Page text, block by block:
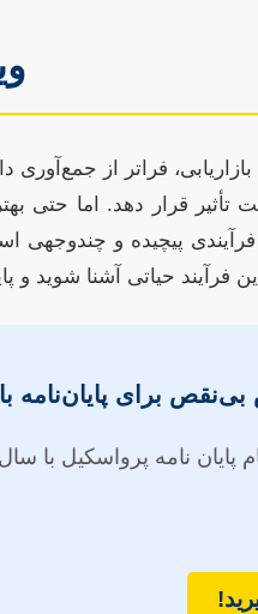
فراتر از
قرار دهد. اما حتی
فرآیندی پیچیده و
فرآیند حیاتی آشنا شوید و
بی‌نقص برای پایان‌نامه
نامه پرواسکیل با